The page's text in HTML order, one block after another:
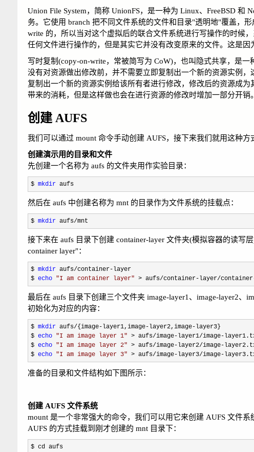
Union File System，简称 UnionFS，是一种为 Linux、FreeBSD
务。它使用 branch 把不同文件系统的文件和目录"透明地"覆盖，
write 的，所以当对这个虚拟后的联合文件系统进行写操作的时候
任何文件进行操作的，但是其实它并没有改变原来的文件。这是因
写时复制(copy-on-write，常被简写为 CoW)，也叫隐式共享，是
没有对资源做出修改前，并不需要立即复制出一个新的资源实例
复制出一个新的资源实例给该所有者进行修改，修改后的资源成
带来的消耗，但是这样做也会在进行资源的修改时增加一部分开销。
创建 AUFS
我们可以通过 mount 命令手动创建 AUFS，接下来我们就用这种方
创建演示用的目录和文件
先创建一个名称为 aufs 的文件夹用作实验目录：
$ mkdir aufs
然后在 aufs 中创建名称为 mnt 的目录作为文件系统的挂载点：
$ mkdir aufs/mnt
接下来在 aufs 目录下创建 container-layer 文件夹(模拟容器的读写
container layer"：
$ mkdir aufs/container- layer
$ echo "I am container layer" > aufs/container-layer/
最后在 aufs 目录下创建三个文件夹 image-layer1、image-layer2
初始化为对应的内容：
$ mkdir aufs/{image-layer1,image-layer2,image- layer3}
$ echo "I am image layer 1" > aufs/image-layer1/image-
$ echo "I am image layer 2" > aufs/image-layer2/image-
$ echo "I am image layer 3" > aufs/image-layer3/image-
准备的目录和文件结构如下图所示：
创建 AUFS 文件系统
mount 是一个非常强大的命令，我们可以用它来创建 AUFS 文件系
AUFS 的方式挂载到刚才创建的 mnt 目录下：
$ cd aufs